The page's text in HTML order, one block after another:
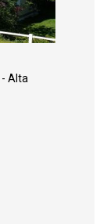
Alta